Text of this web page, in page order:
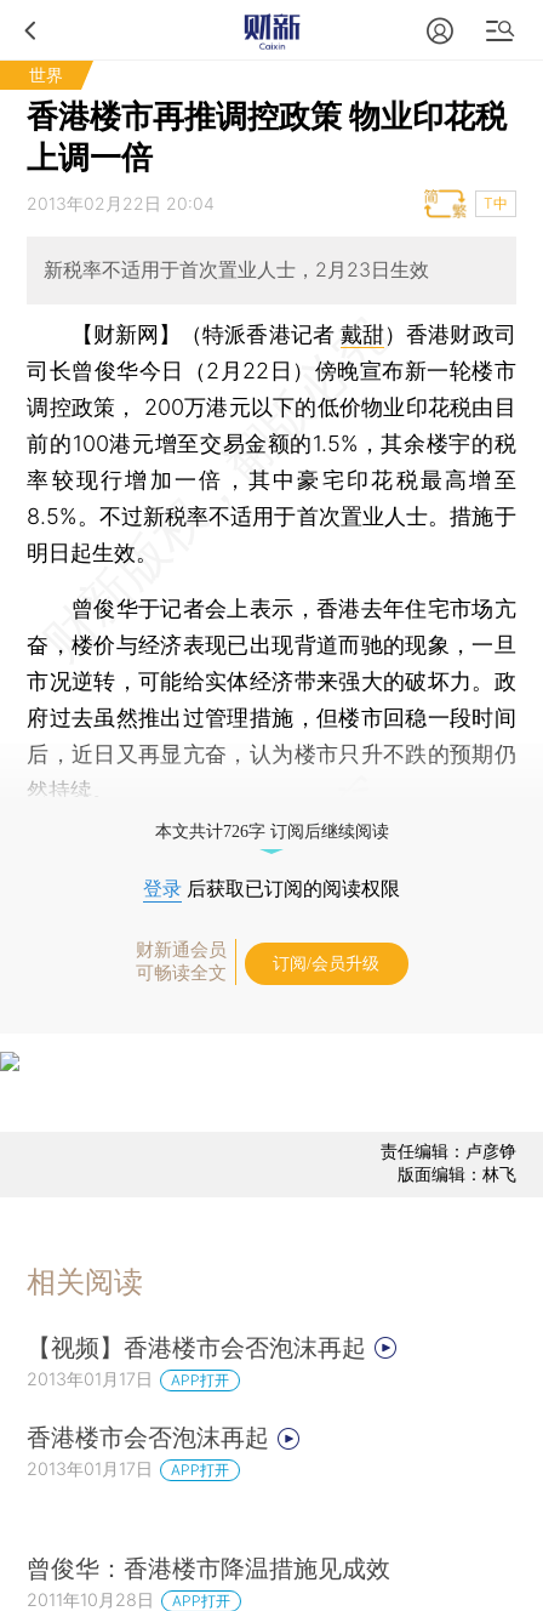
世界
香港楼市再推调控政策 物业印花税
上调一倍
2013年02月22日 20:04 T中
新税率不适用于首次置业人士，2月23日生效
【财新网】（特派香港记者 戴甜）香港财政司
司长曾俊华今日（2月22日）傍晚宣布新一轮楼市
调控政策， 200万港元以下的低价物业印花税由目
前的100港元增至交易金额的1.5%，其余楼宇的税
率较现行增加一倍，其中豪宅印花税最高增至
8.5%。不过新税率不适用于首次置业人士。措施于
明日起生效。
曾俊华于记者会上表示，香港去年住宅市场亢
奋，楼价与经济表现已出现背道而驰的现象，一旦
市况逆转，可能给实体经济带来强大的破坏力。政
府过去虽然推出过管理措施，但楼市回稳一段时间
后，近日又再显亢奋，认为楼市只升不跌的预期仍
然持续。
本文共计726字 订阅后继续阅读
登录 后获取已订阅的阅读权限
财新通会员
可畅读全文
订阅/会员升级
责任编辑：卢彦铮
版面编辑：林飞
相关阅读
【视频】香港楼市会否泡沫再起
2013年01月17日 APP打开
香港楼市会否泡沫再起
2013年01月17日 APP打开
曾俊华：香港楼市降温措施见成效
2011年10月28日 APP打开